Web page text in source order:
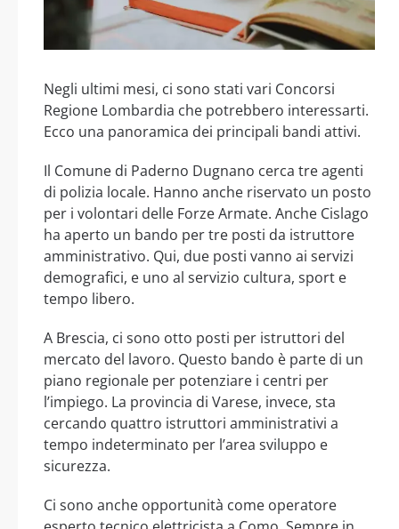
Negli ultimi mesi, ci sono stati vari Concorsi
Regione Lombardia che potrebbero interessarti.
Ecco una panoramica dei principali bandi attivi.
Il Comune di Paderno Dugnano cerca tre agenti
di polizia locale. Hanno anche riservato un posto
per i volontari delle Forze Armate. Anche Cislago
ha aperto un bando per tre posti da istruttore
amministrativo. Qui, due posti vanno ai servizi
demografici, e uno al servizio cultura, sport e
tempo libero.
A Brescia, ci sono otto posti per istruttori del
mercato del lavoro. Questo bando è parte di un
piano regionale per potenziare i centri per
l’impiego. La provincia di Varese, invece, sta
cercando quattro istruttori amministrativi a
tempo indeterminato per l’area sviluppo e
sicurezza.
Ci sono anche opportunità come operatore